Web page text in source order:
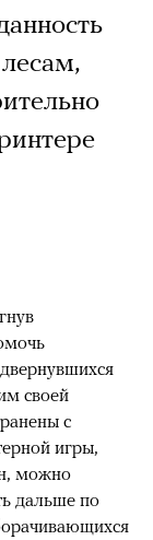
своей
с
игры,
можно
дальше по